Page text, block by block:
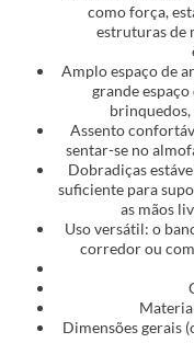
como força,
estruturas de
Amplo espaço de
grande
brinquedos,
Assento
sentar-se no
Dobradiças
suficiente para
as mãos
Uso versátil: o
corredor ou
Dimensões gerais